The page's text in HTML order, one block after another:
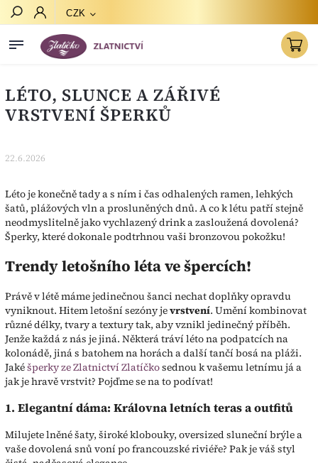
CZK
LÉTO, SLUNCE A ZÁŘIVÉ
VRSTVENÍ ŠPERKŮ
22.6.2026
Léto je konečně tady a s ním i čas odhalených ramen, lehkých
šatů, plážových vln a prosluněných dnů. A co k létu patří stejně
neodmyslitelně jako vychlazený drink a zasloužená dovolená?
Šperky, které dokonale podtrhnou vaši bronzovou pokožku!
Trendy letošního léta ve špercích!
Právě v létě máme jedinečnou šanci nechat doplňky opravdu
vyniknout. Hitem letošní sezóny jevrstvení. Umění kombinovat
různé délky, tvary a textury tak, aby vznikl jedinečný příběh.
Jenže každá z nás je jiná. Některá tráví léto na podpatcích na
kolonádě, jiná s batohem na horách a další tančí bosá na pláži.
Jakéšperky ze Zlatnictví Zlatíčkosednou k vašemu letnímu já a
jak je hravě vrstvit? Pojďme se na to podívat!
1. Elegantní dáma: Královna letních teras a outfitů
Milujete lněné šaty, široké klobouky, oversized sluneční brýle a
vaše dovolená snů voní po francouzské riviéře? Pak je váš styl